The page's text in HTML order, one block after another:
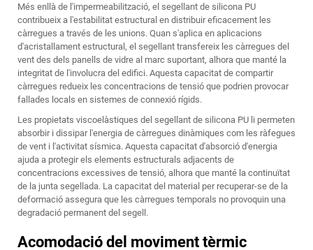
Més enllà de l'impermeabilització, el segellant de silicona PU
contribueix a l'estabilitat estructural en distribuir eficacement les
càrregues a través de les unions. Quan s'aplica en aplicacions
d'acristallament estructural, el segellant transfereix les càrregues del
vent des dels panells de vidre al marc suportant, alhora que manté la
integritat de l'involucra del edifici. Aquesta capacitat de compartir
càrregues redueix les concentracions de tensió que podrien provocar
fallades locals en sistemes de connexió rígids.
Les propietats viscoelàstiques del segellant de silicona PU li permeten
absorbir i dissipar l'energia de càrregues dinàmiques com les ràfegues
de vent i l'activitat sísmica. Aquesta capacitat d'absorció d'energia
ajuda a protegir els elements estructurals adjacents de
concentracions excessives de tensió, alhora que manté la continuïtat
de la junta segellada. La capacitat del material per recuperar-se de la
deformació assegura que les càrregues temporals no provoquin una
degradació permanent del segell.
Acomodació del moviment tèrmic